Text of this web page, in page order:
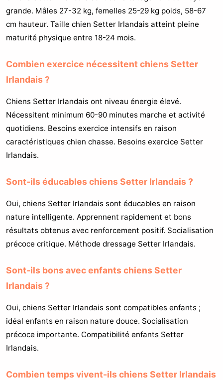
grande. Mâles 27-32 kg, femelles 25-29 kg poids, 58-67
cm hauteur. Taille chien Setter Irlandais atteint pleine
maturité physique entre 18-24 mois.
Combien exercice nécessitent chiens Setter
Irlandais ?
Chiens Setter Irlandais ont niveau énergie élevé.
Nécessitent minimum 60-90 minutes marche et activité
quotidiens. Besoins exercice intensifs en raison
caractéristiques chien chasse. Besoins exercice Setter
Irlandais.
Sont-ils éducables chiens Setter Irlandais ?
Oui, chiens Setter Irlandais sont éducables en raison
nature intelligente. Apprennent rapidement et bons
résultats obtenus avec renforcement positif. Socialisation
précoce critique. Méthode dressage Setter Irlandais.
Sont-ils bons avec enfants chiens Setter
Irlandais ?
Oui, chiens Setter Irlandais sont compatibles enfants ;
idéal enfants en raison nature douce. Socialisation
précoce importante. Compatibilité enfants Setter
Irlandais.
Combien temps vivent-ils chiens Setter Irlandais